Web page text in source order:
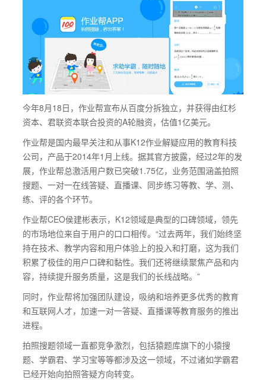
今年8月18日，作业帮宣布从百度分拆独立，并获得由红杉
资本、君联资本联合投资的A轮融资，估值1亿美元。
作业帮是国内最早关注和从事K12作业解疑应用的教育科技
公司，产品于2014年1月上线。据其官方披露，经过2年的发
展，作业帮总激活用户数已突破1.75亿，业务范围涵盖拍照
搜题、一对一在线答疑、直播课、同步练习等教、学、测、
练、评的各个环节。
作业帮CEO侯建彬表示，K12领域是典型的口碑领域，领先
的市场地位来自于用户的口口相传。“过去两年，我们始终坚
持在技术、教学内容和用户体验上的投入和打磨，这为我们
积累了极佳的用户口碑和黏性。我们还将继续聚焦产品和内
容，持续提升服务质量，这是我们的长线战略。”
同时，作业帮将加强团队建设，吸纳和培养更多优秀的教育
和互联网人才，加速一对一答疑、直播课等教育服务的推出
进程。
拍照搜题领域一直都竞争激烈，包括猿题库旗下的小猿搜
题、学霸君、学习宝等等都涉及这一领域，不过诸如学霸君
已经开始向拍照答疑方向转变。